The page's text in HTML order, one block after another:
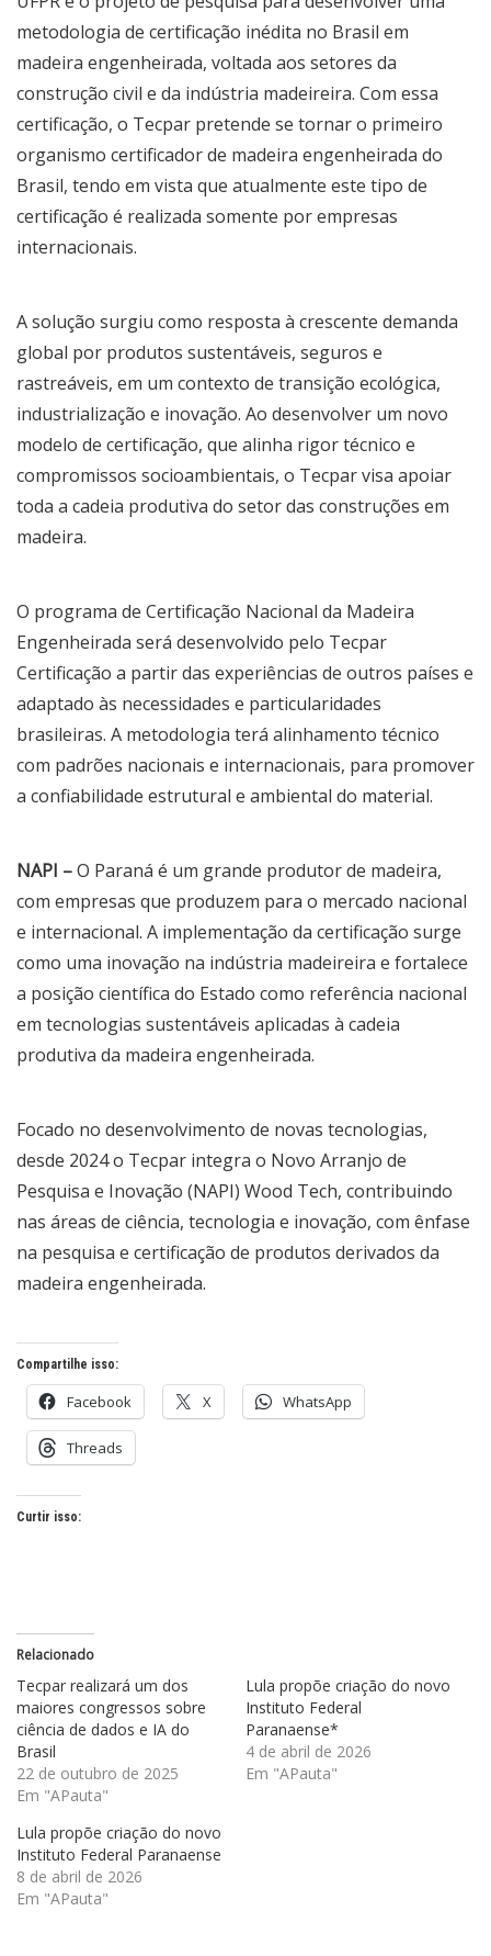
metodologia de certificação inédita no Brasil em
madeira engenheirada, voltada aos setores da
construção civil e da indústria madeireira. Com essa
certificação, o Tecpar pretende se tornar o primeiro
organismo certificador de madeira engenheirada do
Brasil, tendo em vista que atualmente este tipo de
certificação é realizada somente por empresas
internacionais.
A solução surgiu como resposta à crescente demanda
global por produtos sustentáveis, seguros e
rastreáveis, em um contexto de transição ecológica,
industrialização e inovação. Ao desenvolver um novo
modelo de certificação, que alinha rigor técnico e
compromissos socioambientais, o Tecpar visa apoiar
toda a cadeia produtiva do setor das construções em
madeira.
O programa de Certificação Nacional da Madeira
Engenheirada será desenvolvido pelo Tecpar
Certificação a partir das experiências de outros países e
adaptado às necessidades e particularidades
brasileiras. A metodologia terá alinhamento técnico
com padrões nacionais e internacionais, para promover
a confiabilidade estrutural e ambiental do material.
NAPI –O Paraná é um grande produtor de madeira,
com empresas que produzem para o mercado nacional
e internacional. A implementação da certificação surge
como uma inovação na indústria madeireira e fortalece
a posição científica do Estado como referência nacional
em tecnologias sustentáveis aplicadas à cadeia
produtiva da madeira engenheirada.
Focado no desenvolvimento de novas tecnologias,
desde 2024 o Tecpar integra o Novo Arranjo de
Pesquisa e Inovação (NAPI) Wood Tech, contribuindo
nas áreas de ciência, tecnologia e inovação, com ênfase
na pesquisa e certificação de produtos derivados da
madeira engenheirada.
Compartilhe isso:
Facebook X WhatsApp
Threads
Curtir isso:
Relacionado
Tecpar realizará um dos
maiores congressos sobre
ciência de dados e IA do
Brasil
22 de outubro de 2025
Em "APauta"
Lula propõe criação do novo
Instituto Federal
Paranaense*
4 de abril de 2026
Em "APauta"
Lula propõe criação do novo
Instituto Federal Paranaense
8 de abril de 2026
Em "APauta"